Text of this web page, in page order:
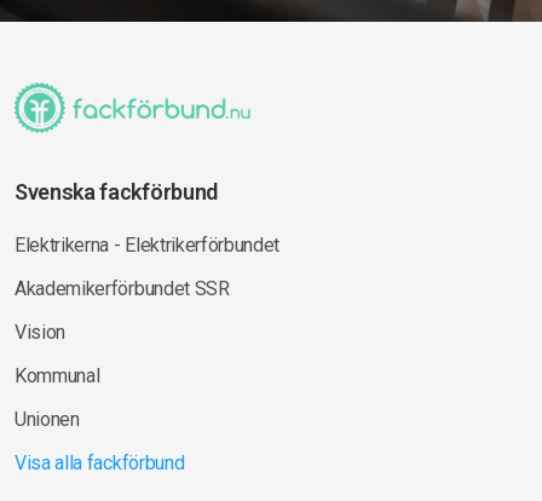
Svenska fackförbund
Elektrikerna - Elektrikerförbundet
Akademikerförbundet SSR
Vision
Kommunal
Unionen
Visa alla fackförbund